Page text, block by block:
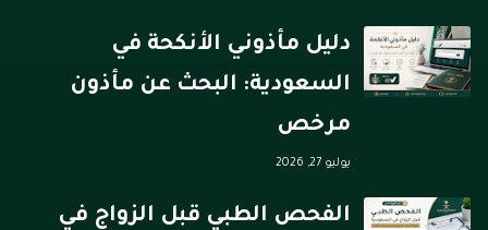
دليل مأذوني الأنكحة في
السعودية: البحث عن مأذون
مرخص
يوليو 27, 2026
الفحص الطبي قبل الزواج في